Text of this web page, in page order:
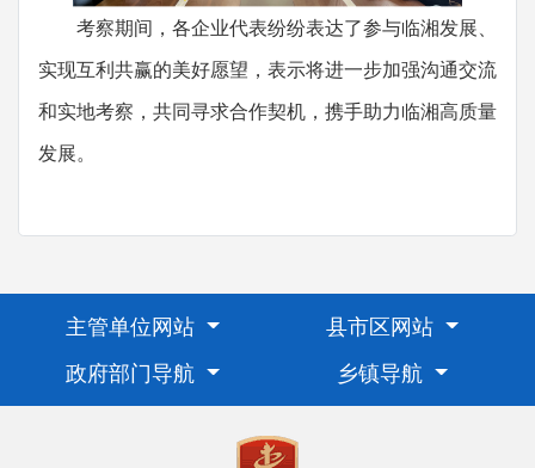
考察期间，各企业代表纷纷表达了参与临湘发展、
实现互利共赢的美好愿望，表示将进一步加强沟通交流
和实地考察，共同寻求合作契机，携手助力临湘高质量
发展。
主管单位网站
县市区网站
政府部门导航
乡镇导航